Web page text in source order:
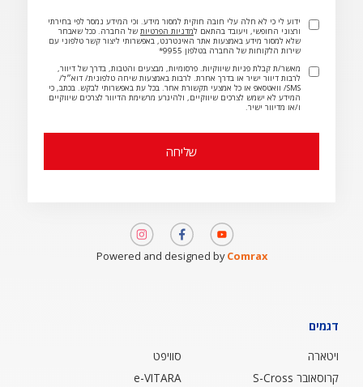
דגמים
ויטארה
סוויפט
קרוסאובר S-Cross
e-VITARA
ידוע לי כי לא חלה עלי חובה חוקית למסור מידע. וכי המידע נמסר לפי בחירתי
ורצוני החופשי, ויעובד בהתאם למדניות הפרטיות של החברה. ככל שאבחר
שלא למסור מידע באמצעות אתר האינטרנט, באפשרותי ליצור קשר טלפוני עם
שירות הלקוחות של החברה בטלפון 9955*
מאשר/ת קבלת פניות שיווקיות. פרסומיות, מבצעים והטבות, בדרך של דיוור,
לרבות דיוור ישיר או בדרך אחרת. לרבות באמצעות שיחה טלפונית/ דוא״ל/
SMS/ וואטסאפ או כל אמצעי תקשורת אחר. בכל עת באפשרותי לבקש. בכתב, כי
המידע לא ישמש לצרכים שיווקיים, ולהיגרע מרשימת הדיוור לצרכים שיווקיים
ו/או מדיוור ישיר.
תמונה תמונה
תמונה
Powered and designed byComrax